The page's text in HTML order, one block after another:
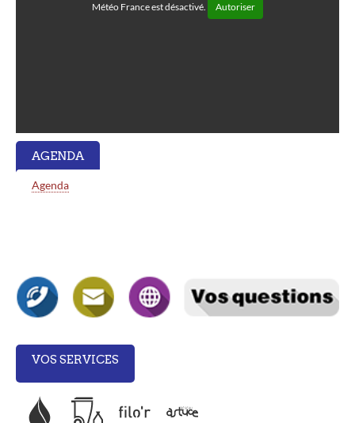
Météo France est désactivé. Autoriser
AGENDA
Agenda
VOS SERVICES